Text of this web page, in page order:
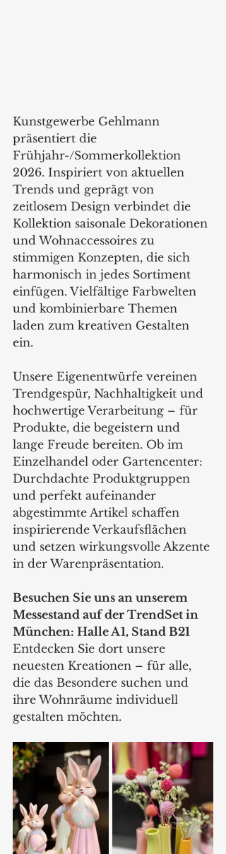
Kunstgewerbe Gehlmann
präsentiert die
Frühjahr-/Sommerkollektion
2026. Inspiriert von aktuellen
Trends und geprägt von
zeitlosem Design verbindet die
Kollektion saisonale Dekorationen
und Wohnaccessoires zu
stimmigen Konzepten, die sich
harmonisch in jedes Sortiment
einfügen. Vielfältige Farbwelten
und kombinierbare Themen
laden zum kreativen Gestalten
ein.
Unsere Eigenentwürfe vereinen
Trendgespür, Nachhaltigkeit und
hochwertige Verarbeitung – für
Produkte, die begeistern und
lange Freude bereiten. Ob im
Einzelhandel oder Gartencenter:
Durchdachte Produktgruppen
und perfekt aufeinander
abgestimmte Artikel schaffen
inspirierende Verkaufsflächen
und setzen wirkungsvolle Akzente
in der Warenpräsentation.
Besuchen Sie uns an unserem
Messestand auf der TrendSet in
München: Halle A1, Stand B21
Entdecken Sie dort unsere
neuesten Kreationen – für alle,
die das Besondere suchen und
ihre Wohnräume individuell
gestalten möchten.